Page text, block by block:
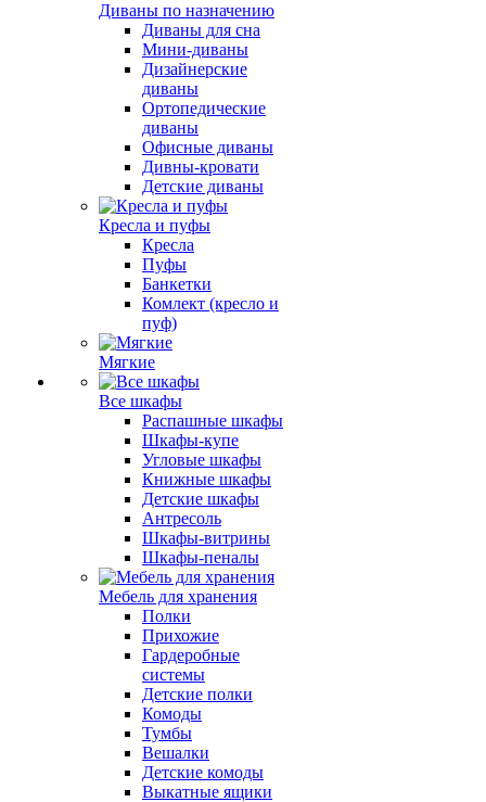
Диваны по назначению
Диваны для сна
Мини-диваны
Дизайнерские
диваны
Ортопедические
диваны
Офисные диваны
Дивны-кровати
Детские диваны
Кресла и пуфы
Кресла
Пуфы
Банкетки
Комлект (кресло и
пуф)
Мягкие
Все шкафы
Распашные шкафы
Шкафы-купе
Угловые шкафы
Книжные шкафы
Детские шкафы
Антресоль
Шкафы-витрины
Шкафы-пеналы
Мебель для хранения
Полки
Прихожие
Гардеробные
системы
Детские полки
Комоды
Тумбы
Вешалки
Детские комоды
Выкатные ящики